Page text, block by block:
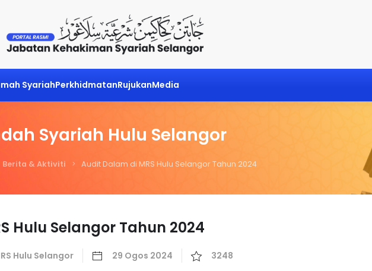
SyariahPerkhidmatanRujukanMedia
Syariah Hulu Selangor
Berita & Aktiviti Audit Dalam di MRS Hulu Selangor Tahun 2024
Hulu Selangor Tahun 2024
Hulu Selangor 29 Ogos 2024 3248